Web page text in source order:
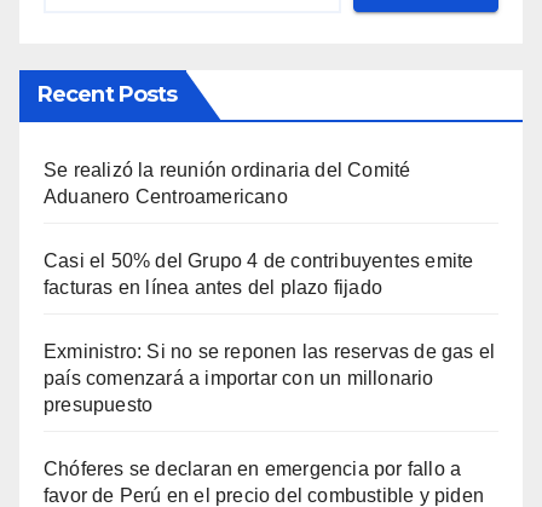
Recent Posts
Se realizó la reunión ordinaria del Comité
Aduanero Centroamericano
Casi el 50% del Grupo 4 de contribuyentes emite
facturas en línea antes del plazo fijado
Exministro: Si no se reponen las reservas de gas el
país comenzará a importar con un millonario
presupuesto
Chóferes se declaran en emergencia por fallo a
favor de Perú en el precio del combustible y piden